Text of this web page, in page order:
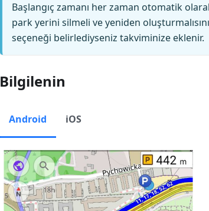
Başlangıç zamanı her zaman otomatik
park yerini silmeli ve yeniden
seçeneği belirlediyseniz takviminize eklenir.
Bilgilenin
Android iOS